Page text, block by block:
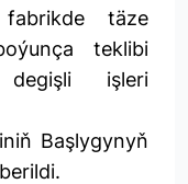
täze
teklibi
degişli işleri
Başlygynyň